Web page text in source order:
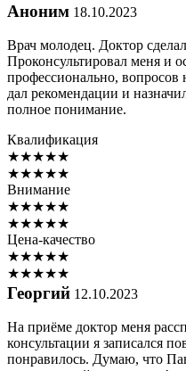
Аноним 18.10.2023
Врач молодец. Доктор сделал
Проконсультировал меня и
профессионально, вопросов
дал рекомендации и
полное понимание.
Квалификация
★★★★★
★★★★★
Внимание
★★★★★
★★★★★
Цена-качество
★★★★★
★★★★★
Георгий 12.10.2023
На приёме доктор меня
консультации я записался
понравилось. Думаю, что